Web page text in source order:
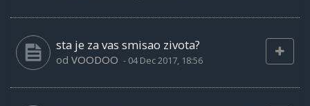
sta je za vas smisao zivota?
od VOODOO - 04 Dec 2017, 18:56